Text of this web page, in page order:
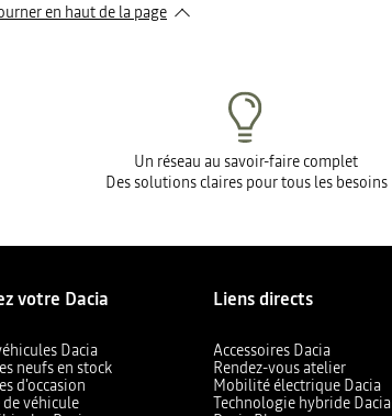
en haut de la page
Un réseau au savoir-faire complet
Des solutions claires pour tous les besoins
votre Dacia
Dacia
neufs en stock
d'occasion
de véhicule
Liens directs
Accessoires Dacia
Rendez-vous atelier
Mobilité électrique Dacia
Technologie hybride Dacia